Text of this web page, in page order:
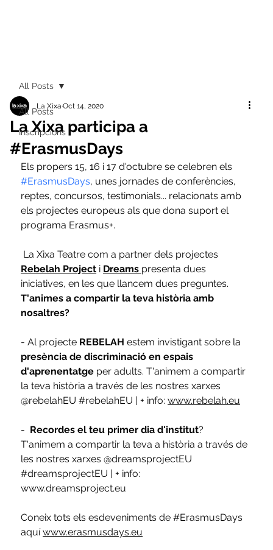
All Posts
Inscripcions
All Posts
La Xixa participa a
#ErasmusDays
La XixaOct 14, 2020
Els propers 15, 16 i 17 d'octubre se celebren els
#ErasmusDays, unes jornades de conferències,
reptes, concursos, testimonials... relacionats amb
els projectes europeus als que dona suport el
programa Erasmus+.
La Xixa Teatre com a partner dels projectes
Rebelah Project i Dreams presenta dues
iniciatives, en les que llancem dues preguntes.
T'animes a compartir la teva història amb
nosaltres?
- Al projecte REBELAH estem invistigant sobre la
presència de discriminació en espais
d'aprenentatge per adults. T'animem a compartir
la teva història a través de les nostres xarxes
@rebelahEU #rebelahEU | + info: www.rebelah.eu
- Recordes el teu primer dia d'institut?
T'animem a compartir la teva a història a través de
les nostres xarxes @dreamsprojectEU
#dreamsprojectEU | + info:
www.dreamsproject.eu
Coneix tots els esdeveniments de #ErasmusDays
aquí www.erasmusdays.eu